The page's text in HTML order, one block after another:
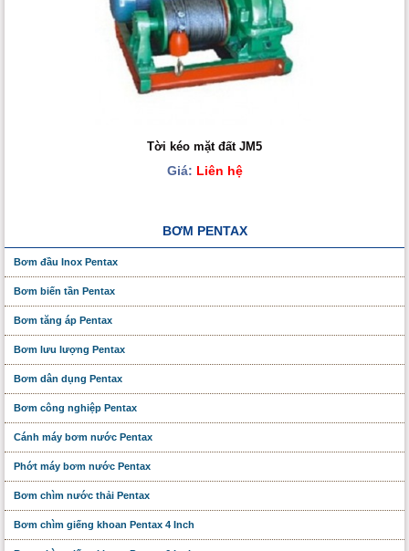
Tời kéo mặt đất JM5
Giá: Liên hệ
BƠM PENTAX
Bơm đầu Inox Pentax
Bơm biến tần Pentax
Bơm tăng áp Pentax
Bơm lưu lượng Pentax
Bơm dân dụng Pentax
Bơm công nghiệp Pentax
Cánh máy bơm nước Pentax
Phớt máy bơm nước Pentax
Bơm chìm nước thải Pentax
Bơm chìm giếng khoan Pentax 4 Inch